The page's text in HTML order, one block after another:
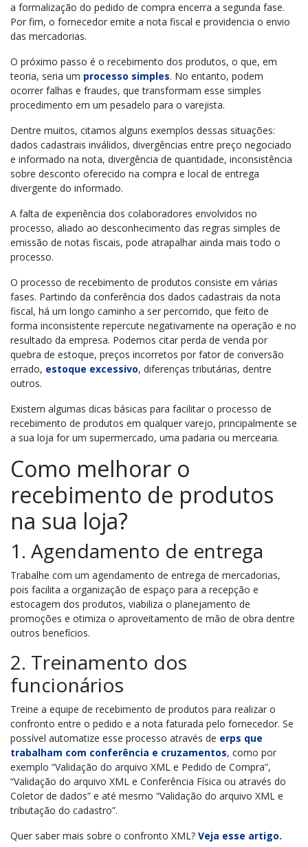
a formalização do pedido de compra encerra a segunda fase.
Por fim, o fornecedor emite a nota fiscal e providencia o envio
das mercadorias.
O próximo passo é o recebimento dos produtos, o que, em
teoria, seria um processo simples. No entanto, podem
ocorrer falhas e fraudes, que transformam esse simples
procedimento em um pesadelo para o varejista.
Dentre muitos, citamos alguns exemplos dessas situações:
dados cadastrais inválidos, divergências entre preço negociado
e informado na nota, divergência de quantidade, inconsistência
sobre desconto oferecido na compra e local de entrega
divergente do informado.
A falta de experiência dos colaboradores envolvidos no
processo, aliado ao desconhecimento das regras simples de
emissão de notas fiscais, pode atrapalhar ainda mais todo o
processo.
O processo de recebimento de produtos consiste em várias
fases. Partindo da conferência dos dados cadastrais da nota
fiscal, há um longo caminho a ser percorrido, que feito de
forma inconsistente repercute negativamente na operação e no
resultado da empresa. Podemos citar perda de venda por
quebra de estoque, preços incorretos por fator de conversão
errado, estoque excessivo, diferenças tributárias, dentre
outros.
Existem algumas dicas básicas para facilitar o processo de
recebimento de produtos em qualquer varejo, principalmente se
a sua loja for um supermercado, uma padaria ou mercearia.
Como melhorar o
recebimento de produtos
na sua loja?
1. Agendamento de entrega
Trabalhe com um agendamento de entrega de mercadorias,
pois facilita a organização de espaço para a recepção e
estocagem dos produtos, viabiliza o planejamento de
promoções e otimiza o aproveitamento de mão de obra dentre
outros benefícios.
2. Treinamento dos
funcionários
Treine a equipe de recebimento de produtos para realizar o
confronto entre o pedido e a nota faturada pelo fornecedor. Se
possível automatize esse processo através de erps que
trabalham com conferência e cruzamentos, como por
exemplo “Validação do arquivo XML e Pedido de Compra”,
“Validação do arquivo XML e Conferência Física ou através do
Coletor de dados” e até mesmo “Validação do arquivo XML e
tributação do cadastro”.
Quer saber mais sobre o confronto XML? Veja esse artigo.